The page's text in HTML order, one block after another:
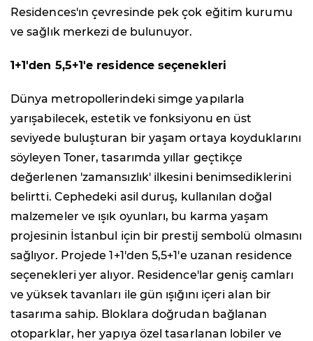
Residences'ın çevresinde pek çok eğitim kurumu
ve sağlık merkezi de bulunuyor.
1+1'den 5,5+1'e residence seçenekleri
Dünya metropollerindeki simge yapılarla
yarışabilecek, estetik ve fonksiyonu en üst
seviyede buluşturan bir yaşam ortaya koyduklarını
söyleyen Toner, tasarımda yıllar geçtikçe
değerlenen 'zamansızlık' ilkesini benimsediklerini
belirtti. Cephedeki asil duruş, kullanılan doğal
malzemeler ve ışık oyunları, bu karma yaşam
projesinin İstanbul için bir prestij sembolü olmasını
sağlıyor. Projede 1+1'den 5,5+1'e uzanan residence
seçenekleri yer alıyor. Residence'lar geniş camları
ve yüksek tavanları ile gün ışığını içeri alan bir
tasarıma sahip. Bloklara doğrudan bağlanan
otoparklar, her yapıya özel tasarlanan lobiler ve